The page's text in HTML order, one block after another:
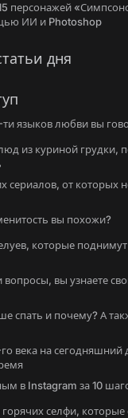
персонажей
ИИ и Photoshop
дня
ти языков любви вы
из куриной грудки,
сериалов, от которых
вы похожи?
которые
вопросы, вы узнаете
спать и почему? А
века на сегодняшний
в Instagram за 10
селфи, которые